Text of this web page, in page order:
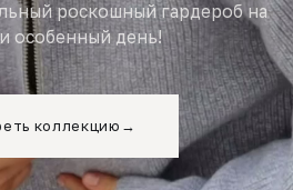
роскошный гардероб на
особенный день!
коллекцию →